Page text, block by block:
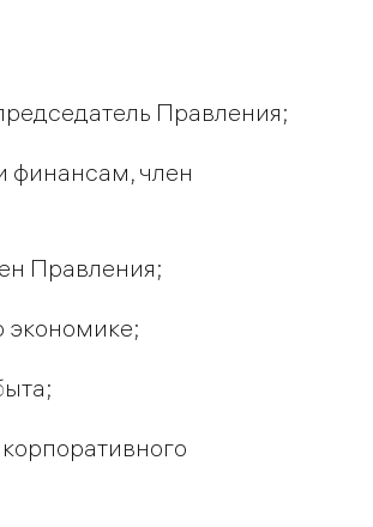
Правления;
финансам, член
Правления;
экономике;